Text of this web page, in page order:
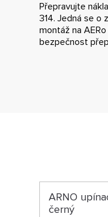
Přepravujte
314. Jedná se o
montáž na
bezpečnost
ARNO
černý